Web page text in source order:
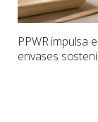
PPWR impulsa
envases